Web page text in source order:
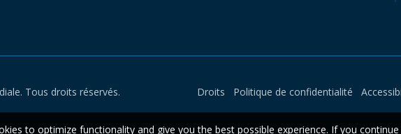
Tous droits réservés. Droits Politique de confidentialité
to optimize functionality and give you the best possible experience. If you